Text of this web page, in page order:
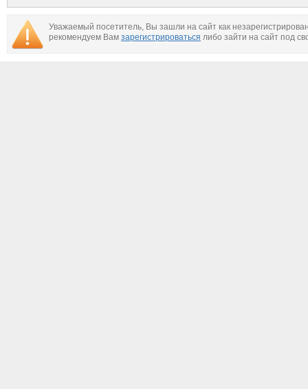
Уважаемый посетитель, Вы зашли на сайт как
рекомендуем Вам зарегистрироваться либо зайти на сайт под